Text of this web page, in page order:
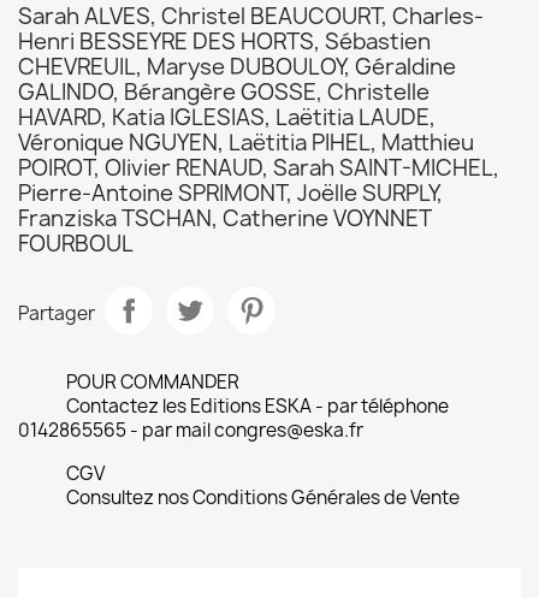
Sarah ALVES, Christel BEAUCOURT, Charles-
Henri BESSEYRE DES HORTS, Sébastien
CHEVREUIL, Maryse DUBOULOY, Géraldine
GALINDO, Bérangère GOSSE, Christelle
HAVARD, Katia IGLESIAS, Laëtitia LAUDE,
Véronique NGUYEN, Laëtitia PIHEL, Matthieu
POIROT, Olivier RENAUD, Sarah SAINT-MICHEL,
Pierre-Antoine SPRIMONT, Joëlle SURPLY,
Franziska TSCHAN, Catherine VOYNNET
FOURBOUL
Partager
POUR COMMANDER
Contactez les Editions ESKA - par téléphone
0142865565 - par mail congres@eska.fr
CGV
Consultez nos Conditions Générales de Vente